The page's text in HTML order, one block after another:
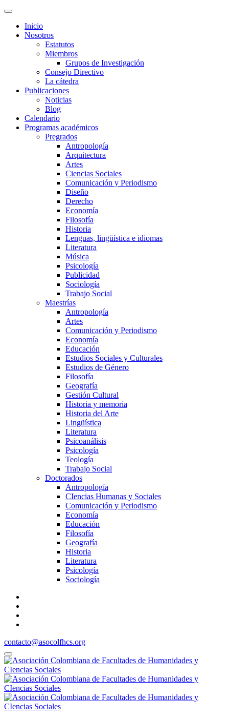
Inicio
Nosotros
Estatutos
Miembros
Grupos de Investigación
Consejo Directivo
La cátedra
Publicaciones
Noticias
Blog
Calendario
Programas académicos
Pregrados
Antropología
Arquitectura
Artes
Ciencias Sociales
Comunicación y Periodismo
Diseño
Derecho
Economía
Filosofía
Historia
Lenguas, lingüística e idiomas
Literatura
Música
Psicología
Publicidad
Sociología
Trabajo Social
Maestrías
Antropología
Artes
Comunicación y Periodismo
Economía
Educación
Estudios Sociales y Culturales
Estudios de Género
Filosofía
Geografía
Gestión Cultural
Historia y memoria
Historia del Arte
Lingüística
Literatura
Psicoanálisis
Psicología
Teología
Trabajo Social
Doctorados
Antropología
CIencias Humanas y Sociales
Comunicación y Periodismo
Economía
Educación
Filosofía
Geografía
Historia
Literatura
Psicología
Sociología
contacto@asocolfhcs.org